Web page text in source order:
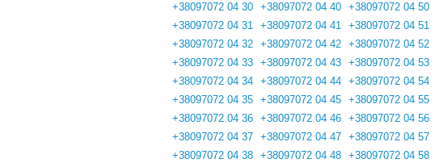
+38097072 04 30
+38097072 04 31
+38097072 04 32
+38097072 04 33
+38097072 04 34
+38097072 04 35
+38097072 04 36
+38097072 04 37
+38097072 04 38
+38097072 04 40
+38097072 04 41
+38097072 04 42
+38097072 04 43
+38097072 04 44
+38097072 04 45
+38097072 04 46
+38097072 04 47
+38097072 04 48
+38097072 04 50
+38097072 04 51
+38097072 04 52
+38097072 04 53
+38097072 04 54
+38097072 04 55
+38097072 04 56
+38097072 04 57
+38097072 04 58